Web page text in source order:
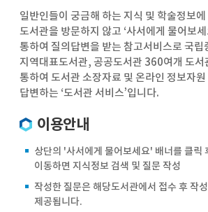
일반인들이 궁금해 하는 지식 및 학술정보
도서관을 방문하지 않고 ‘사서에게 물어보
통하여 질의답변을 받는 참고서비스로 국립
지역대표도서관, 공공도서관 360여개 도서
통하여 도서관 소장자료 및 온라인 정보자
답변하는 ‘도서관 서비스’입니다.
이용안내
상단의 '사서에게 물어보세요' 배너를 클릭
이동하면 지식정보 검색 및 질문 작성
작성한 질문은 해당도서관에서 접수 후 작
제공됩니다.